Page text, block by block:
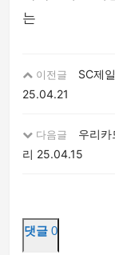
는
이전글
SC제
25.04.21
다음글
우리
리 25.04.15
댓글 0